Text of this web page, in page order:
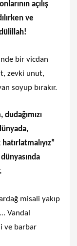
açılış
ve
bir vicdan
zevki unut,
soyup bırakır.
misali yakıp
Vandal
ve barbar